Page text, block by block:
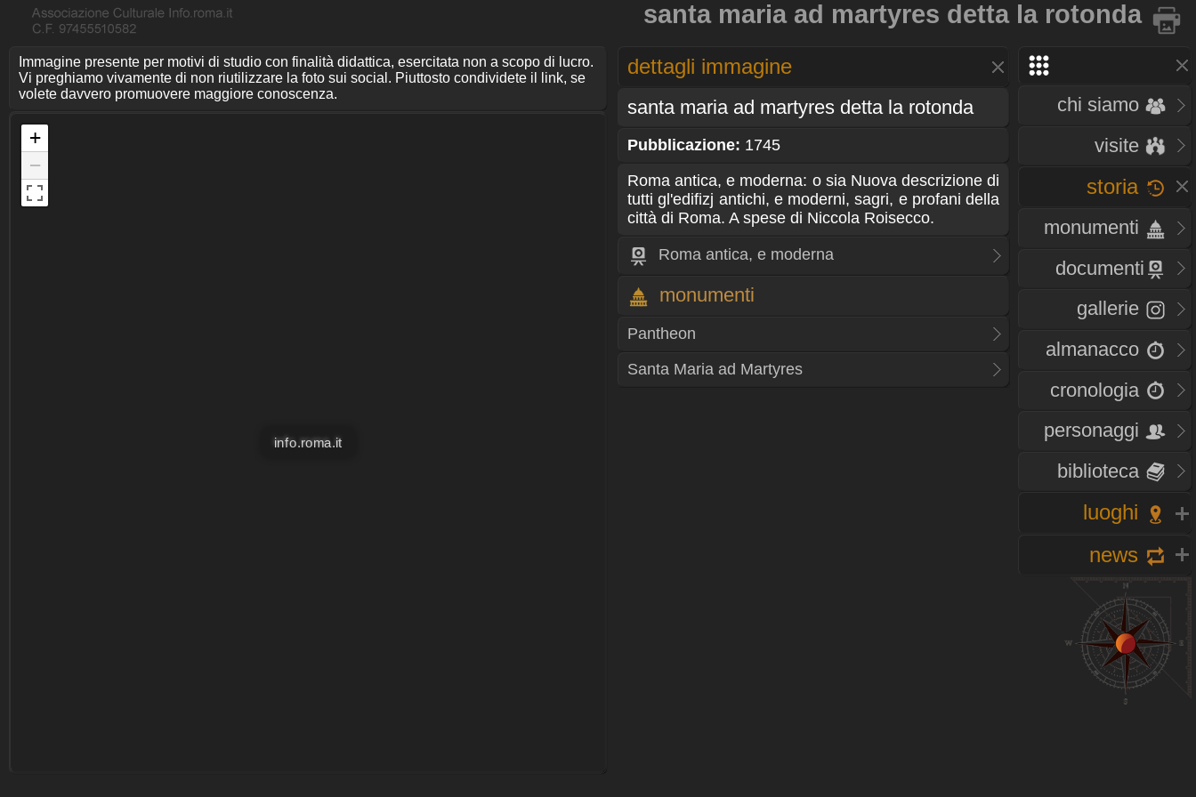
santa maria ad martyres detta la rotonda
chi siamo
visite
storia
monumenti
documenti
gallerie
almanacco
cronologia
personaggi
biblioteca
luoghi
news
Immagine presente per motivi di studio con finalità didattica, esercitata non a scopo di lucro.
Vi preghiamo vivamente di non riutilizzare la foto sui social. Piuttosto condividete il link, se
volete davvero promuovere maggiore conoscenza.
+
−
info.roma.it
dettagli immagine
santa maria ad martyres detta la rotonda
Pubblicazione: 1745
Roma antica, e moderna: o sia Nuova descrizione di
tutti gl'edifizj antichi, e moderni, sagri, e profani della
città di Roma. A spese di Niccola Roisecco.
Roma antica, e moderna
monumenti
Pantheon
Santa Maria ad Martyres